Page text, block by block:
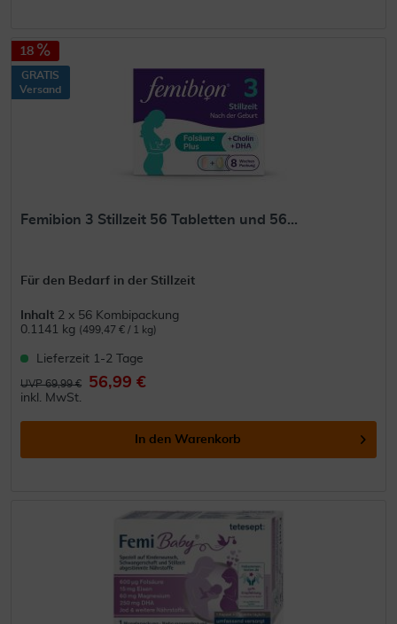
18
GRATIS
Versand
Femibion 3 Stillzeit 56 Tabletten und 56...
Für den Bedarf in der Stillzeit
Inhalt 2 x 56 Kombipackung
0.1141 kg (499,47 € / 1 kg)
Lieferzeit 1-2 Tage
UVP 69,99 € 56,99 €
inkl. MwSt.
In den Warenkorb